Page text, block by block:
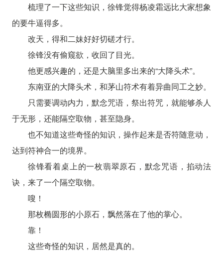
梳理了一下这些知识，徐锋觉得杨凌霜远比大家想象
的要牛逼得多。
改天，得和二妹好好切磋才行。
徐锋没有偷窥欲，收回了目光。
他更感兴趣的，还是大脑里多出来的“大降头术”。
东南亚的大降头术，和茅山符术有着异曲同工之妙。
只需要调动内力，默念咒语，祭出符咒，就能够杀人
于无形，还能隔空取物，甚至隐身。
也不知道这些奇怪的知识，操作起来是否符随意动，
达到符神合一的境界。
徐锋看着桌上的一枚翡翠原石，默念咒语，掐动法
诀，来了一个隔空取物。
嗖！
那枚椭圆形的小原石，飘然落在了他的掌心。
靠！
这些奇怪的知识，居然是真的。